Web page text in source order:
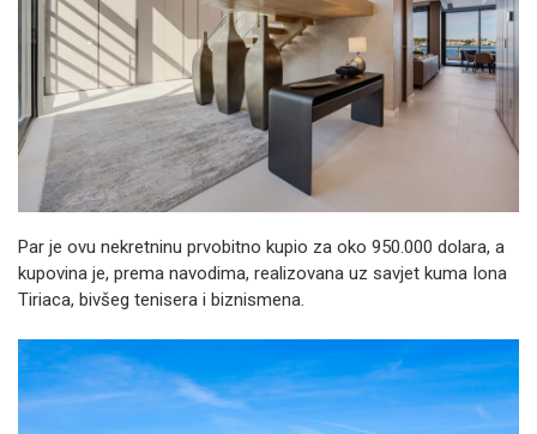
Par je ovu nekretninu prvobitno kupio za oko 950.000 dolara, a
kupovina je, prema navodima, realizovana uz savjet kuma Iona
Tiriaca, bivšeg tenisera i biznismena.